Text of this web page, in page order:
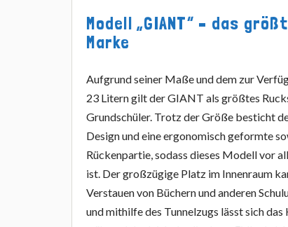
Modell „GIANT“ – das
Marke
Aufgrund seiner Maße und dem zur
23 Litern gilt der GIANT als größtes
Grundschüler. Trotz der Größe besticht
Design und eine ergonomisch geformte
Rückenpartie, sodass dieses Modell vor
ist. Der großzügige Platz im Innenraum
Verstauen von Büchern und anderen
und mithilfe des Tunnelzugs lässt sich